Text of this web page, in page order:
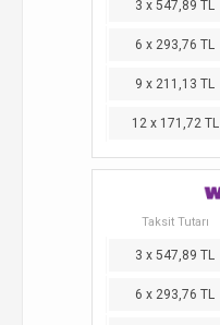
3 x 547,89 TL
6 x 293,76 TL
9 x 211,13 TL
12 x 171,72 TL
Taksit Tutarı
3 x 547,89 TL
6 x 293,76 TL